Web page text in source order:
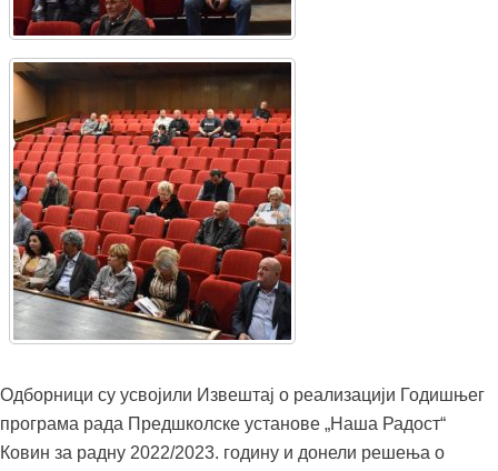
Одборници су усвојили Извештај о реализацији Годишњег
програма рада Предшколске установе „Наша Радост“
Ковин за радну 2022/2023. годину и донели решења о